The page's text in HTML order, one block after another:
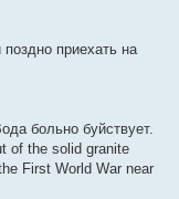
приехать на
больно буйствует.
of the solid granite
First World War near